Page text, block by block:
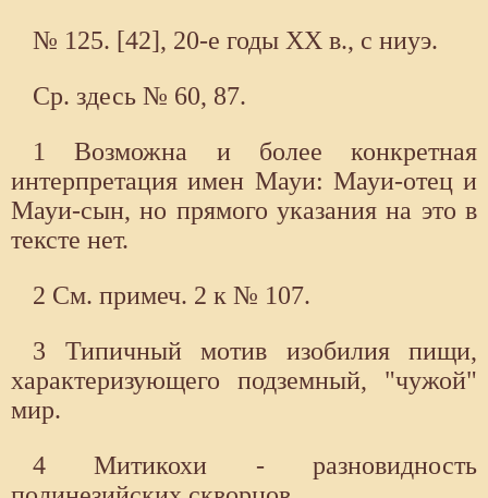
№ 125. [42], 20-е годы XX в., с ниуэ.
Ср. здесь № 60, 87.
1 Возможна и более конкретная
интерпретация имен Мауи: Мауи-отец и
Мауи-сын, но прямого указания на это в
тексте нет.
2 См. примеч. 2 к № 107.
3 Типичный мотив изобилия пищи,
характеризующего подземный, "чужой"
мир.
4 Митикохи - разновидность